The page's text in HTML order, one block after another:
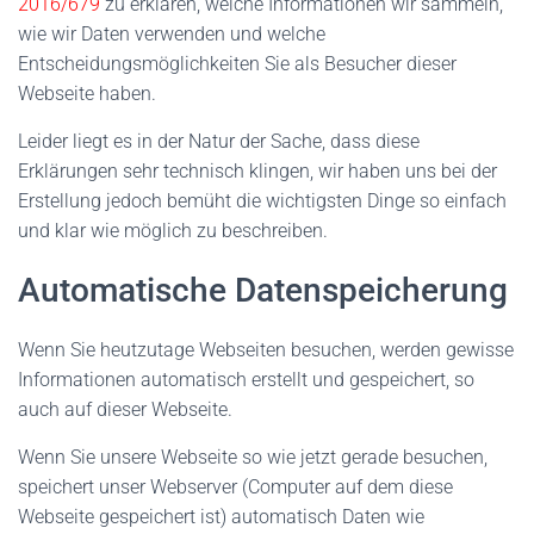
2016/679 zu erklären, welche Informationen wir sammeln,
wie wir Daten verwenden und welche
Entscheidungsmöglichkeiten Sie als Besucher dieser
Webseite haben.
Leider liegt es in der Natur der Sache, dass diese
Erklärungen sehr technisch klingen, wir haben uns bei der
Erstellung jedoch bemüht die wichtigsten Dinge so einfach
und klar wie möglich zu beschreiben.
Automatische Datenspeicherung
Wenn Sie heutzutage Webseiten besuchen, werden gewisse
Informationen automatisch erstellt und gespeichert, so
auch auf dieser Webseite.
Wenn Sie unsere Webseite so wie jetzt gerade besuchen,
speichert unser Webserver (Computer auf dem diese
Webseite gespeichert ist) automatisch Daten wie